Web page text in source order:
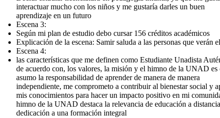
interactuar mucho con los niños y me gustaría darles un buen
aprendizaje en un futuro
Escena 3:
Según mi plan de estudio debo cursar 156 créditos académicos
Explicación de la escena: Samir saluda a las personas que verán
Escena 4:
las características que me definen como Estudiante Unadista
de acuerdo con, los valores, la misión y el himno de la UNAD es
asumo la responsabilidad de aprender de manera de manera
independiente, me comprometo a contribuir al bienestar social y
mis conocimientos para hacer un impacto positivo en mi
himno de la UNAD destaca la relevancia de educación a
dedicación a una formación integral